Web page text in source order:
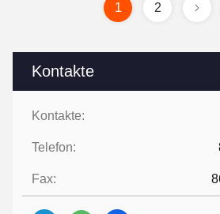
Kontakte
Kontakte:
Telefon:
Fax:
1 2